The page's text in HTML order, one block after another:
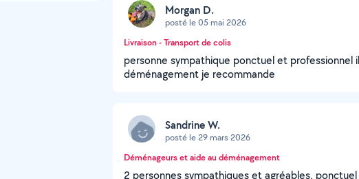
Morgan D.
posté le 05 mai 2026
Livraison - Transport de colis
personne sympathique ponctuel et professionnel
déménagement je recommande
Sandrine W.
posté le 29 mars 2026
Déménageurs et aide au déménagement
2 personnes sympathiques et agréables,